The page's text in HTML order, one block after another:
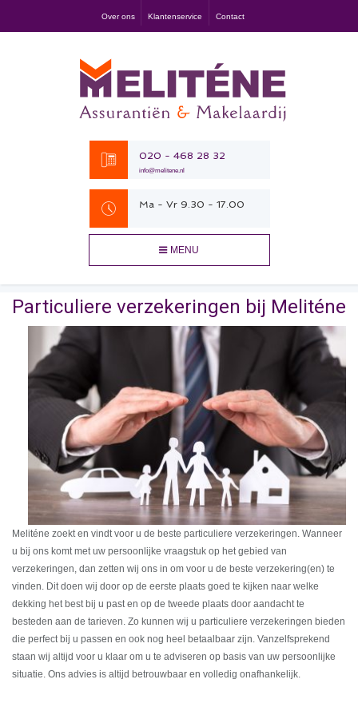
Over ons Klantenservice Contact
020 - 468 28 32
info@melitene.nl
Ma - Vr 9.30 - 17.00
MENU
Particuliere verzekeringen bij Meliténe
Meliténe zoekt en vindt voor u de beste particuliere verzekeringen. Wanneer
u bij ons komt met uw persoonlijke vraagstuk op het gebied van
verzekeringen, dan zetten wij ons in om voor u de beste verzekering(en) te
vinden. Dit doen wij door op de eerste plaats goed te kijken naar welke
dekking het best bij u past en op de tweede plaats door aandacht te
besteden aan de tarieven. Zo kunnen wij u particuliere verzekeringen bieden
die perfect bij u passen en ook nog heel betaalbaar zijn. Vanzelfsprekend
staan wij altijd voor u klaar om u te adviseren op basis van uw persoonlijke
situatie. Ons advies is altijd betrouwbaar en volledig onafhankelijk.